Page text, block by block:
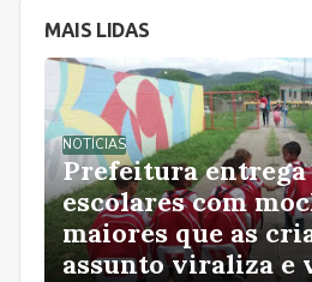
MAIS LIDAS
NOTÍCIAS
Prefeitura
escolares com
maiores que as
assunto viraliza e